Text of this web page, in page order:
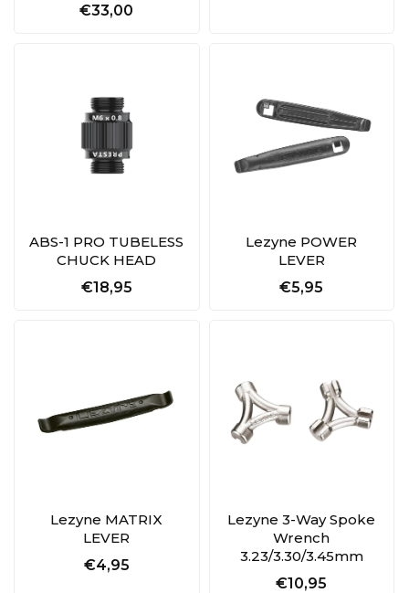
€33,00
ABS-1 PRO TUBELESS
CHUCK HEAD
€18,95
Lezyne POWER
LEVER
€5,95
Lezyne MATRIX
LEVER
€4,95
Lezyne 3-Way Spoke
Wrench
3.23/3.30/3.45mm
€10,95